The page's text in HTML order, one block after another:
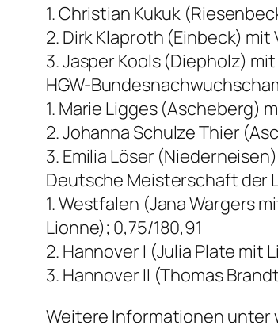
1. Christian Kukuk
2. Dirk Klaproth (Einbeck)
3. Jasper Kools (Diepholz)
HGW-
1. Marie Ligges (Ascheberg)
2. Johanna Schulze Thier
3. Emilia Löser
Deutsche Meisterschaft der
1. Westfalen (Jana Wargers
Lionne); 0,75/180,91
2. Hannover I (Julia Plate mit
3. Hannover II (Thomas
Weitere Informationen unter